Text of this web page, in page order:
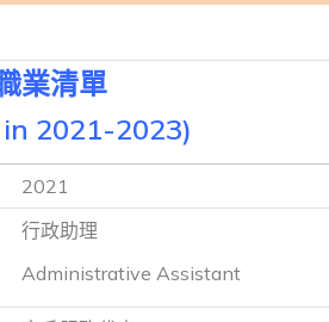
業清單
2021-2023)
2021
行政助理
Administrative Assistant